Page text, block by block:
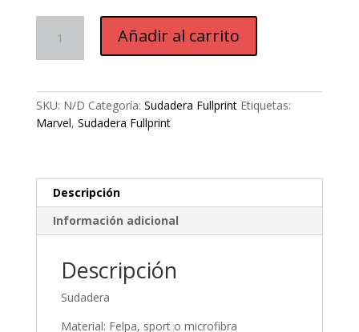
Xmen
cantidad
Añadir al carrito
SKU: N/D Categoría: Sudadera Fullprint Etiquetas:
Marvel, Sudadera Fullprint
Descripción
Información adicional
Descripción
Sudadera
Material: Felpa, sport o microfibra